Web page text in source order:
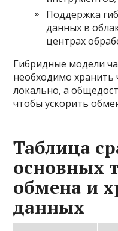
Поддержка
данных в
центрах
Гибридные модели
необходимо хранить
локально, а
чтобы ускорить
Таблица
основных
обмена и
данных